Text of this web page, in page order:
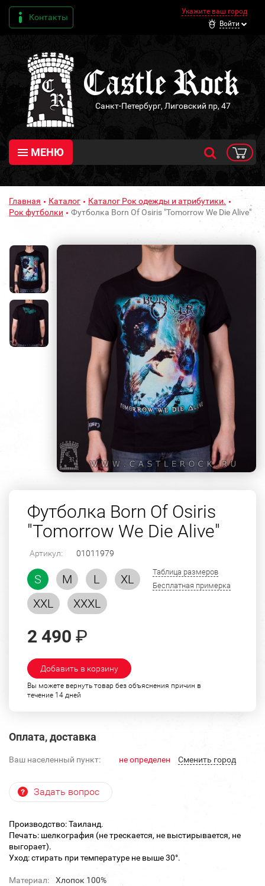
Контакты
Укажите ваш город
Войти
Санкт-Петербург, Лиговский пр, 47
МЕНЮ
Главная Каталог
Каталог Рок одежды и атрибутики.
Рок футболки
Футболка Born Of Osiris "Tomorrow We Die Alive"
Футболка Born Of Osiris
"Tomorrow We Die Alive"
Артикул: 01011979
S M L
XL
XXL
XXXL
Таблица размеров
Бесплатная примерка
2 490 ₽
Добавить в корзину
Вы можете вернуть товар без объяснения причин в
течение 14 дней
Оплата, доставка
Ваш населенный пункт: не определен Cменить город
Задать вопрос
Производство: Таиланд.
Печать: шелкография (не трескается, не выстирывается, не
выгорает).
Уход: стирать при температуре не выше 30°.
Материал:
Хлопок 100%